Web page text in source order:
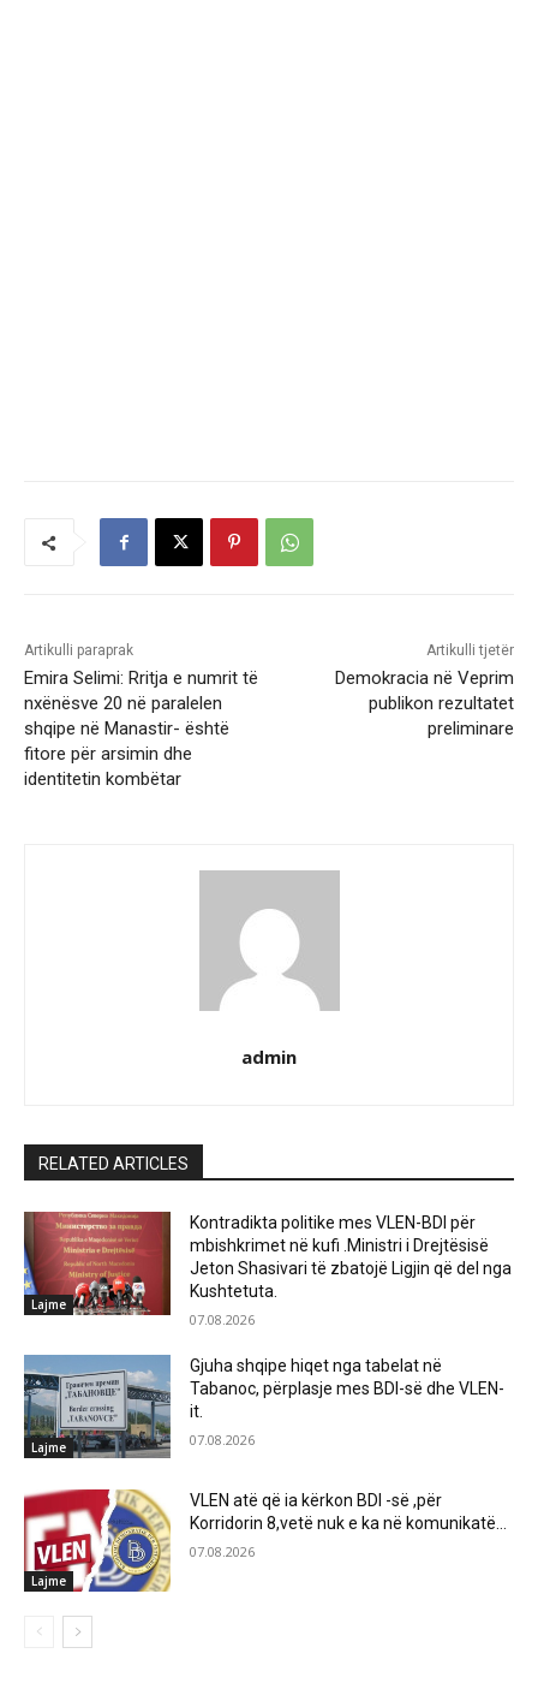
Artikulli paraprak
Emira Selimi: Rritja e numrit të
nxënësve 20 në paralelen
shqipe në Manastir- është
fitore për arsimin dhe
identitetin kombëtar
Artikulli tjetër
Demokracia në Veprim
publikon rezultatet
preliminare
admin
RELATED ARTICLES
Lajme
Kontradikta politike mes VLEN-BDI për
mbishkrimet në kufi .Ministri i Drejtësisë
Jeton Shasivari të zbatojë Ligjin që del nga
Kushtetuta.
07.08.2026
Lajme
Gjuha shqipe hiqet nga tabelat në
Tabanoc, përplasje mes BDI-së dhe VLEN-
it.
07.08.2026
Lajme
VLEN atë që ia kërkon BDI -së ,për
Korridorin 8,vetë nuk e ka në komunikatë…
07.08.2026